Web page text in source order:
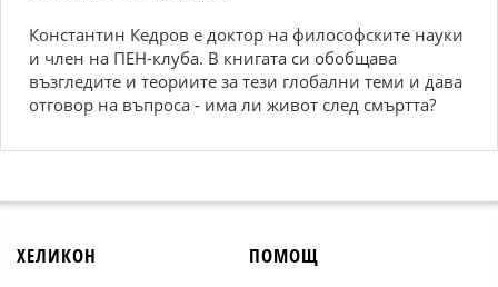
Константин Кедров е доктор на философските науки
и член на ПЕН-клуба. В книгата си обобщава
възгледите и теориите за тези глобални теми и дава
отговор на въпроса - има ли живот след смъртта?
ХЕЛИКОН ПОМОЩ